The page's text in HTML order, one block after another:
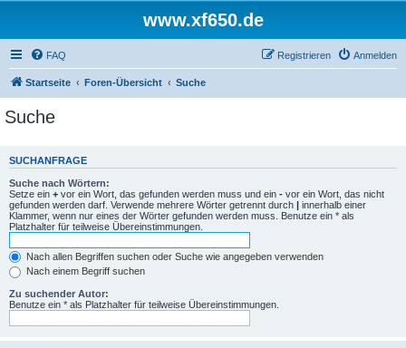
www.xf650.de
FAQ Anmelden
Registrieren
Startseite Foren-Übersicht Suche
Suche
SUCHANFRAGE
Suche nach Wörtern:
Setze ein + vor ein Wort, das gefunden werden muss und ein - vor ein Wort, das nicht
gefunden werden darf. Verwende mehrere Wörter getrennt durch | innerhalb einer
Klammer, wenn nur eines der Wörter gefunden werden muss. Benutze ein * als
Platzhalter für teilweise Übereinstimmungen.
Nach allen Begriffen suchen oder Suche wie angegeben verwenden
Nach einem Begriff suchen
Zu suchender Autor:
Benutze ein * als Platzhalter für teilweise Übereinstimmungen.